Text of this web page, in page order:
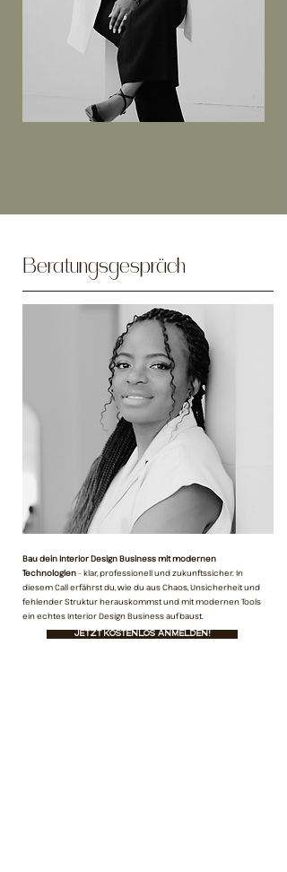
Beratungsgespräch
Bau dein Interior Design Business mit modernen
Technologien– klar, professionell und zukunftssicher. In
diesem Call erfährst du, wie du aus Chaos, Unsicherheit und
fehlender Struktur herauskommst und mit modernen Tools
ein echtes Interior Design Business aufbaust.
Jetzt kostenlos anmelden!